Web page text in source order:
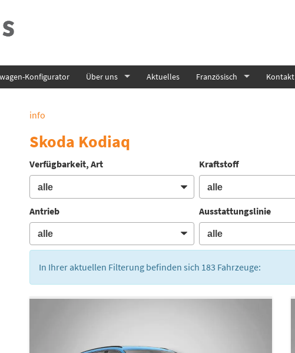
Konfigurator Über uns Aktuelles Französisch Kontakt
info
Skoda Kodiaq
Verfügbarkeit, Art Kraftstoff
Antrieb Ausstattungslinie
In Ihrer aktuellen Filterung befinden sich 183 Fahrzeuge: